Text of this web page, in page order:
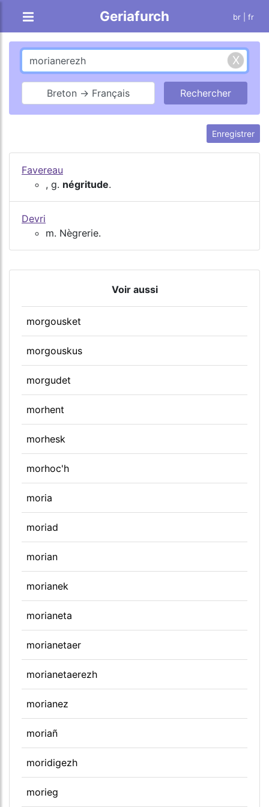
Geriafurch br | fr
Breton → Français
Enregistrer
Favereau
, g. négritude.
Devri
m. Nègrerie.
Voir aussi
morgousket
morgouskus
morgudet
morhent
morhesk
morhoc'h
moria
moriad
morian
morianek
morianeta
morianetaer
morianetaerezh
morianez
moriañ
moridigezh
morieg